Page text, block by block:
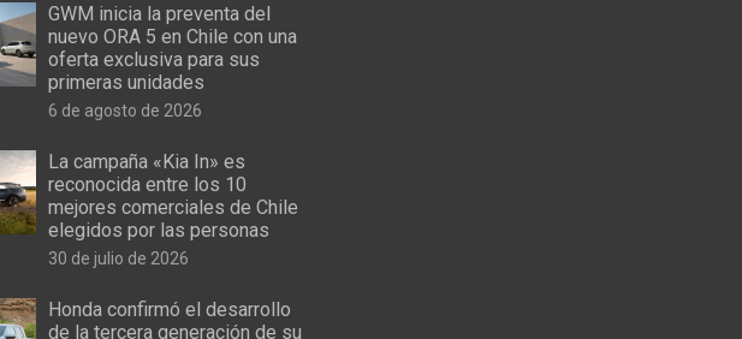
GWM inicia la preventa del
nuevo ORA 5 en Chile con una
oferta exclusiva para sus
primeras unidades
6 de agosto de 2026
La campaña «Kia In» es
reconocida entre los 10
mejores comerciales de Chile
elegidos por las personas
30 de julio de 2026
Honda confirmó el desarrollo
de la tercera generación de su